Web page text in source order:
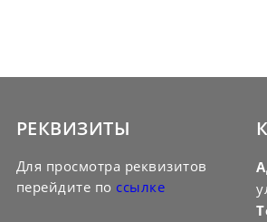
РЕКВИЗИТЫ
Для просмотра реквизитов
перейдите по ссылке